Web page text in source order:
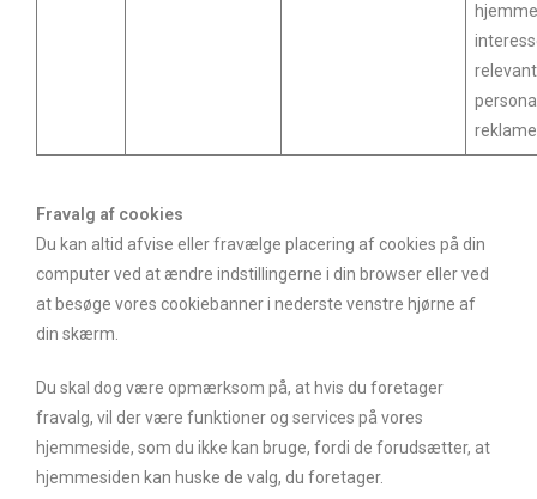
Fravalg af cookies
Du kan altid afvise eller fravælge placering af cookies på din
computer ved at ændre indstillingerne i din browser eller ved
at besøge vores cookiebanner i nederste venstre hjørne af
din skærm.
Du skal dog være opmærksom på, at hvis du foretager
fravalg, vil der være funktioner og services på vores
hjemmeside, som du ikke kan bruge, fordi de forudsætter, at
hjemmesiden kan huske de valg, du foretager.